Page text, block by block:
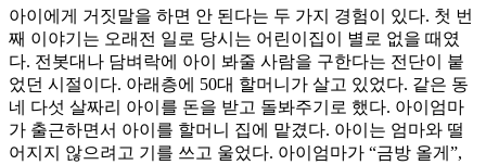
아이에게 거짓말을 하면 안 된다는 두 가지 경험이 있다. 첫 번
째 이야기는 오래전 일로 당시는 어린이집이 별로 없을 때였
다. 전봇대나 담벼락에 아이 봐줄 사람을 구한다는 전단이 붙
었던 시절이다. 아래층에 50대 할머니가 살고 있었다. 같은 동
네 다섯 살짜리 아이를 돈을 받고 돌봐주기로 했다. 아이엄마
가 출근하면서 아이를 할머니 집에 맡겼다. 아이는 엄마와 떨
어지지 않으려고 기를 쓰고 울었다. 아이엄마가 “금방 올게”,